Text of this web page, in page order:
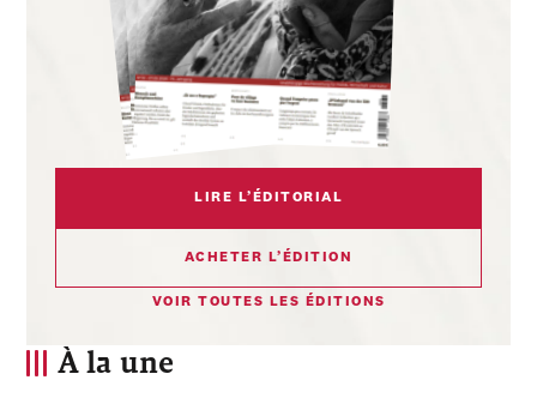
À la une
LIRE L’ÉDITORIAL
ACHETER L’ÉDITION
VOIR TOUTES LES ÉDITIONS